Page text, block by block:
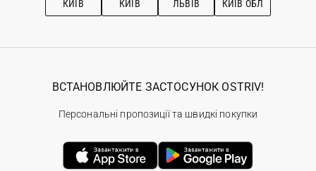
КИЇВ КИЇВ ЛЬВІВ КИЇВ ОБЛ
ВСТАНОВЛЮЙТЕ ЗАСТОСУНОК OSTRIV!
Персональні пропозиції та швидкі покупки